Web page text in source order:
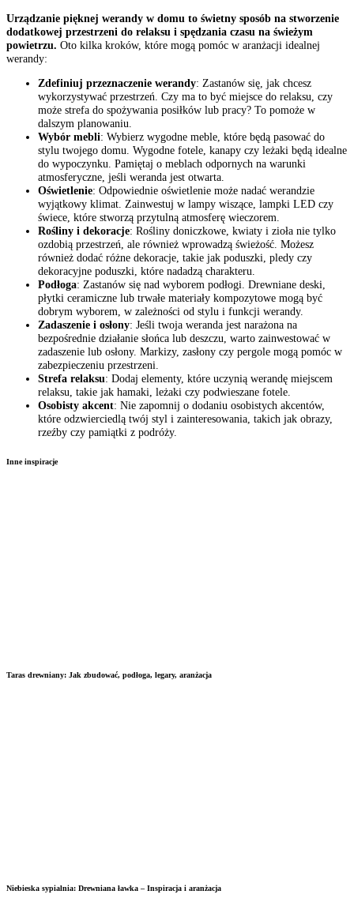
Urządzanie pięknej werandy w domu to świetny sposób na stworzenie
dodatkowej przestrzeni do relaksu i spędzania czasu na świeżym
powietrzu. Oto kilka kroków, które mogą pomóc w aranżacji idealnej
werandy:
Zdefiniuj przeznaczenie werandy: Zastanów się, jak chcesz
wykorzystywać przestrzeń. Czy ma to być miejsce do relaksu, czy
może strefa do spożywania posiłków lub pracy? To pomoże w
dalszym planowaniu.
Wybór mebli: Wybierz wygodne meble, które będą pasować do
stylu twojego domu. Wygodne fotele, kanapy czy leżaki będą idealne
do wypoczynku. Pamiętaj o meblach odpornych na warunki
atmosferyczne, jeśli weranda jest otwarta.
Oświetlenie: Odpowiednie oświetlenie może nadać werandzie
wyjątkowy klimat. Zainwestuj w lampy wiszące, lampki LED czy
świece, które stworzą przytulną atmosferę wieczorem.
Rośliny i dekoracje: Rośliny doniczkowe, kwiaty i zioła nie tylko
ozdobią przestrzeń, ale również wprowadzą świeżość. Możesz
również dodać różne dekoracje, takie jak poduszki, pledy czy
dekoracyjne poduszki, które nadadzą charakteru.
Podłoga: Zastanów się nad wyborem podłogi. Drewniane deski,
płytki ceramiczne lub trwałe materiały kompozytowe mogą być
dobrym wyborem, w zależności od stylu i funkcji werandy.
Zadaszenie i osłony: Jeśli twoja weranda jest narażona na
bezpośrednie działanie słońca lub deszczu, warto zainwestować w
zadaszenie lub osłony. Markizy, zasłony czy pergole mogą pomóc w
zabezpieczeniu przestrzeni.
Strefa relaksu: Dodaj elementy, które uczynią werandę miejscem
relaksu, takie jak hamaki, leżaki czy podwieszane fotele.
Osobisty akcent: Nie zapomnij o dodaniu osobistych akcentów,
które odzwierciedlą twój styl i zainteresowania, takich jak obrazy,
rzeźby czy pamiątki z podróży.
Inne inspiracje
Taras drewniany: Jak zbudować, podłoga, legary, aranżacja
Niebieska sypialnia: Drewniana ławka – Inspiracja i aranżacja